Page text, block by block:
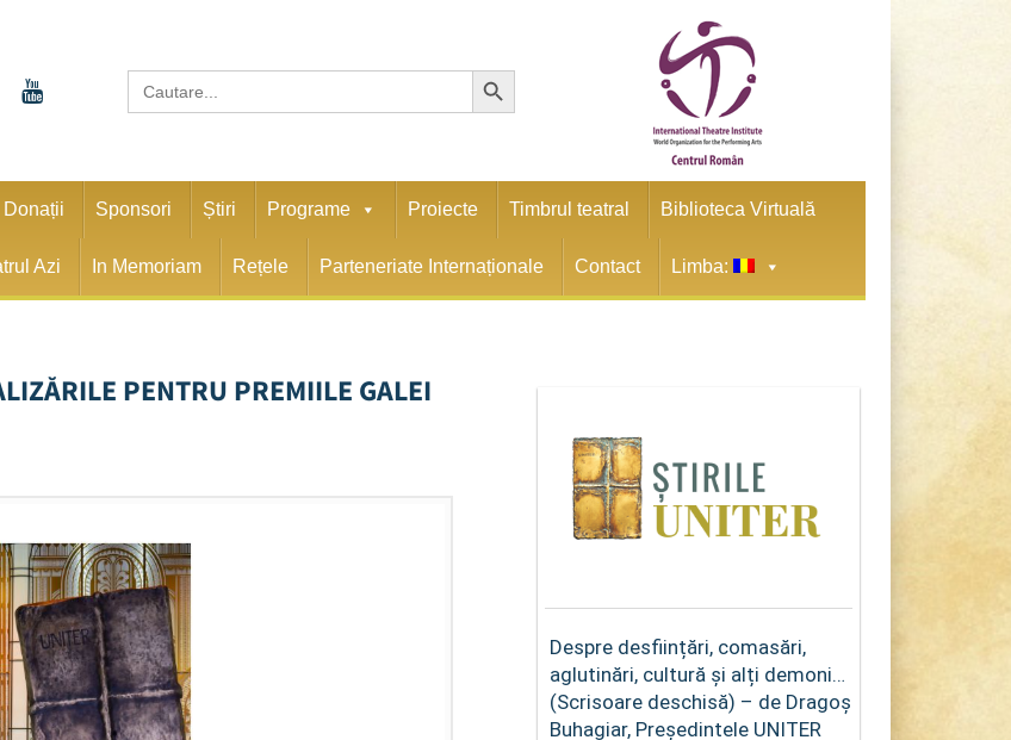
Search
for:
Search Button
Donații Sponsori Știri Programe Proiecte Timbrul teatral Biblioteca Virtuală
Azi In Memoriam Rețele Parteneriate Internaționale Contact Limba:
PENTRU PREMIILE GALEI
Despre desființări, comasări,
aglutinări, cultură și alți demoni…
(Scrisoare deschisă) – de Dragoș
Buhagiar, Președintele UNITER